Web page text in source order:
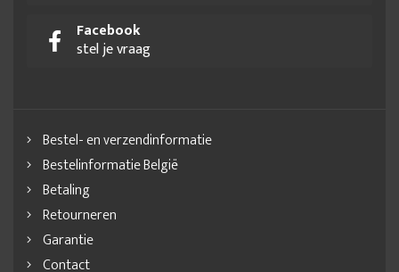
Facebook
stel je vraag
Bestel- en verzendinformatie
Bestelinformatie België
Betaling
Retourneren
Garantie
Contact